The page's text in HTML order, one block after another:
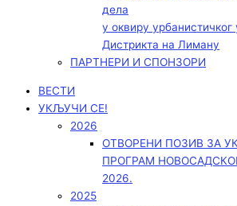
дела
у оквиру
Дистрикта на Лиману
ПАРТНЕРИ И СПОНЗОРИ
ВЕСТИ
УКЉУЧИ СЕ!
2026
ОТВОРЕНИ ПОЗИВ ЗА
ПРОГРАМ
2026.
2025